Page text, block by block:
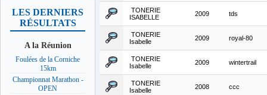
LES DERNIERS
RÉSULTATS
A la Réunion
Foulées de la Corniche
15km
Championnat Marathon -
OPEN
TONERIE
ISABELLE
2009 tds
TONERIE
Isabelle
2009 royal-80
TONERIE
Isabelle
2009 wintertrail
TONERIE
Isabelle
2008 ccc